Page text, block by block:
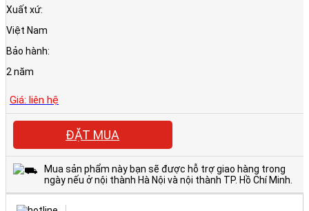
Giá: liên hệ
Xuất xứ:
Việt Nam
Bảo hành:
2 năm
ĐẶT MUA
Mua sản phẩm này bạn sẽ được hỗ trợ giao hàng trong
ngày nếu ở nội thành Hà Nội và nội thành TP. Hồ Chí Minh.